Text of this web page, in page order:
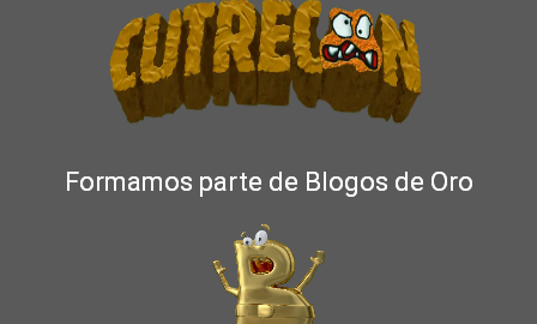
Formamos parte de Blogos de Oro